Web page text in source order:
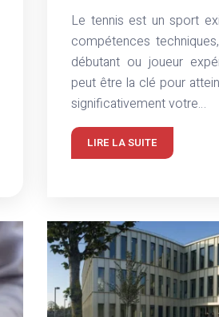
Le tennis est un sport
compétences
débutant ou joueur
peut être la clé pour
significativement votre…
LIRE LA SUITE